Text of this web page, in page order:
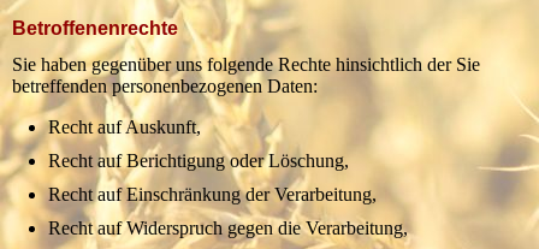
Betroffenenrechte
Sie haben gegenüber uns folgende Rechte hinsichtlich der Sie
betreffenden personenbezogenen Daten:
Recht auf Auskunft,
Recht auf Berichtigung oder Löschung,
Recht auf Einschränkung der Verarbeitung,
Recht auf Widerspruch gegen die Verarbeitung,